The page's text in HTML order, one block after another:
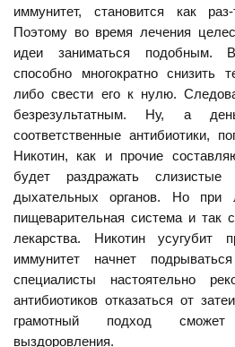
иммунитет, становится как
Поэтому во время лечения
идеи заниматься подобным.
способно многократно снизить
либо свести его к нулю.
безрезультатным. Ну, а
соответственные антибиотики,
Никотин, как и прочие
будет раздражать
дыхательных органов. Но при
пищеварительная система и так
лекарства. Никотин усугубит
иммунитет начнет
специалисты настоятельно
антибиотиков отказаться от
грамотный подход
выздоровления.